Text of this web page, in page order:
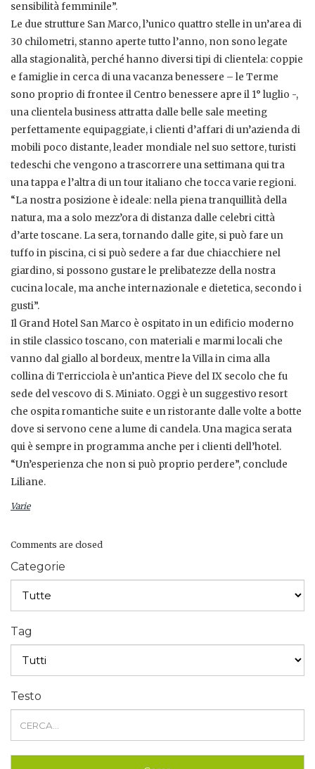
sensibilità femminile”.
Le due strutture San Marco, l’unico quattro stelle in un’area di
30 chilometri, stanno aperte tutto l’anno, non sono legate
alla stagionalità, perché hanno diversi tipi di clientela: coppie
e famiglie in cerca di una vacanza benessere – le Terme
sono proprio di frontee il Centro benessere apre il 1° luglio -,
una clientela business attratta dalle belle sale meeting
perfettamente equipaggiate, i clienti d’affari di un’azienda di
mobili poco distante, leader mondiale nel suo settore, turisti
tedeschi che vengono a trascorrere una settimana qui tra
una tappa e l’altra di un tour italiano che tocca varie regioni.
“La nostra posizione è ideale: nella piena tranquillità della
natura, ma a solo mezz’ora di distanza dalle celebri città
d’arte toscane. La sera, tornando dalle gite, si può fare un
tuffo in piscina, ci si può sedere a far due chiacchiere nel
giardino, si possono gustare le prelibatezze della nostra
cucina locale, ma anche internazionale e dietetica, secondo i
gusti”.
Il Grand Hotel San Marco è ospitato in un edificio moderno
in stile classico toscano, con materiali e marmi locali che
vanno dal giallo al bordeux, mentre la Villa in cima alla
collina di Terricciola è un’antica Pieve del IX secolo che fu
sede del vescovo di S. Miniato. Oggi è un suggestivo resort
che ospita romantiche suite e un ristorante dalle volte a botte
dove si servono cene a lume di candela. Una magica serata
qui è sempre in programma anche per i clienti dell’hotel.
“Un’esperienza che non si può proprio perdere”, conclude
Liliane.
Varie
Comments are closed
Categorie
Tag
Testo